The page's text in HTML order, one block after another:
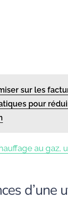
sur les
pour
au gaz,
d’une